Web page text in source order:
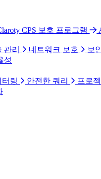
CPS 보호 프로그램
관리 네트워크 보호
보
성
링 안전한 쿼리
프로